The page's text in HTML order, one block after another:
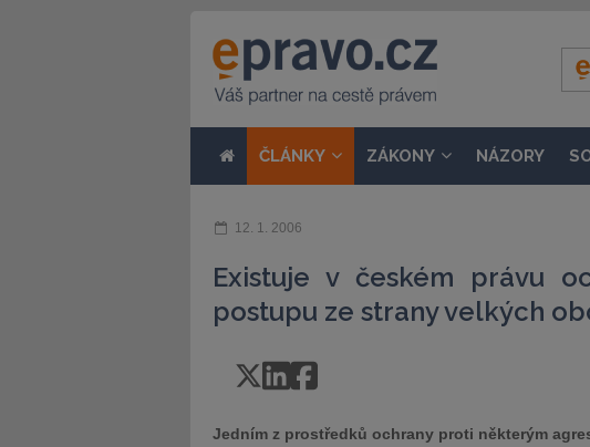
ČLÁNKY ZÁKONY NÁZORY
12. 1. 2006
Existuje v českém právu
postupu ze strany velkých
Jedním z prostředků ochrany proti některým